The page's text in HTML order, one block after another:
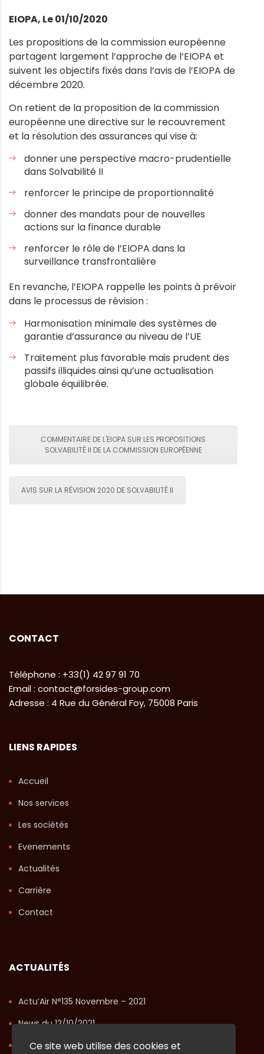
EIOPA, Le 01/10/2020
Les propositions de la commission européenne
partagent largement l’approche de l’EIOPA et
suivent les objectifs fixés dans l’avis de l’EIOPA de
décembre 2020.
On retient de la proposition de la commission
européenne une directive sur le recouvrement
et la résolution des assurances qui vise à:
donner une perspective macro-prudentielle
dans Solvabilité II
renforcer le principe de proportionnalité
donner des mandats pour de nouvelles
actions sur la finance durable
renforcer le rôle de l’EIOPA dans la
surveillance transfrontalière
En revanche, l’EIOPA rappelle les points à prévoir
dans le processus de révision :
Harmonisation minimale des systèmes de
garantie d’assurance au niveau de l’UE
Traitement plus favorable mais prudent des
passifs illiquides ainsi qu’une actualisation
globale équilibrée.
COMMENTAIRE DE L'EIOPA SUR LES PROPOSITIONS
SOLVABILITÉ II DE LA COMMISSION EUROPÉENNE
AVIS SUR LA RÉVISION 2020 DE SOLVABILITÉ II
CONTACT
Téléphone : +33(1) 42 97 91 70
Email : contact@forsides-group.com
Adresse : 4 Rue du Général Foy, 75008 Paris
LIENS RAPIDES
Accueil
Nos services
Les sociétés
Evenements
Actualités
Carrière
Contact
ACTUALITÉS
Actu’Air N°135 Novembre – 2021
News du 12/10/2021
Actu’Air N°134 Octobre – 2021
Ce site web utilise des cookies et